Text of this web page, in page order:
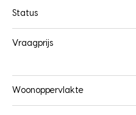
Status
Vraagprijs
Woonoppervlakte